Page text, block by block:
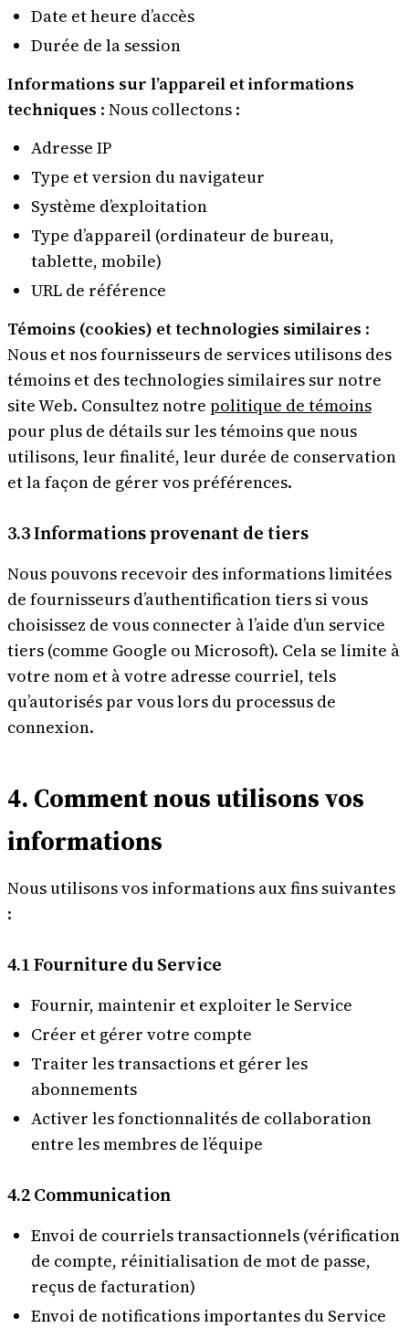
Date et heure d’accès
Durée de la session
Informations sur l’appareil et informations
techniques : Nous collectons :
Adresse IP
Type et version du navigateur
Système d’exploitation
Type d’appareil (ordinateur de bureau,
tablette, mobile)
URL de référence
Témoins (cookies) et technologies similaires :
Nous et nos fournisseurs de services utilisons des
témoins et des technologies similaires sur notre
site Web. Consultez notre politique de témoins
pour plus de détails sur les témoins que nous
utilisons, leur finalité, leur durée de conservation
et la façon de gérer vos préférences.
3.3 Informations provenant de tiers
Nous pouvons recevoir des informations limitées
de fournisseurs d’authentification tiers si vous
choisissez de vous connecter à l’aide d’un service
tiers (comme Google ou Microsoft). Cela se limite à
votre nom et à votre adresse courriel, tels
qu’autorisés par vous lors du processus de
connexion.
4. Comment nous utilisons vos
informations
Nous utilisons vos informations aux fins suivantes
:
4.1 Fourniture du Service
Fournir, maintenir et exploiter le Service
Créer et gérer votre compte
Traiter les transactions et gérer les
abonnements
Activer les fonctionnalités de collaboration
entre les membres de l’équipe
4.2 Communication
Envoi de courriels transactionnels (vérification
de compte, réinitialisation de mot de passe,
reçus de facturation)
Envoi de notifications importantes du Service